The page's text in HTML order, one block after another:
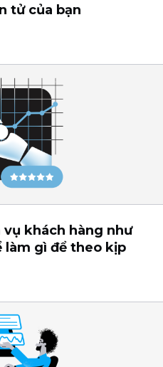
tử của bạn
khách hàng như
làm gì để theo kịp